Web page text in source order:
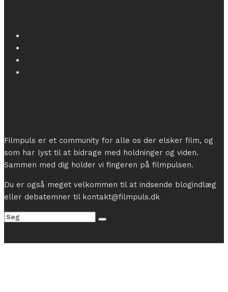
Filmpuls er et community for alle os der elsker film, og
som har lyst til at bidrage med holdninger og viden.
Sammen med dig holder vi fingeren på filmpulsen.
Du er også meget velkommen til at indsende blogindlæg
eller debatemner til kontakt@filmpuls.dk